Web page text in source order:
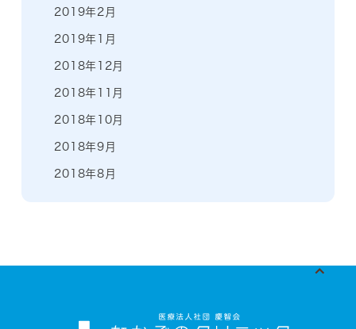
2019年2月
2019年1月
2018年12月
2018年11月
2018年10月
2018年9月
2018年8月